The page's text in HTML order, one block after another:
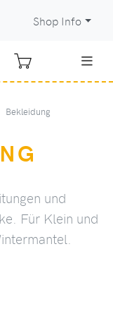
Shop Info
Bekleidung
und
Für Klein und